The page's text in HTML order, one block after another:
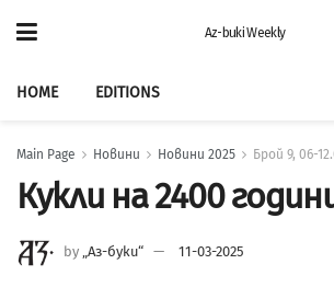
Az-buki Weekly
HOME EDITIONS
Main Page Новини Новини 2025 Брой 9, 06-
Кукли на 2400
by „Аз-буки“ 11-03-2025